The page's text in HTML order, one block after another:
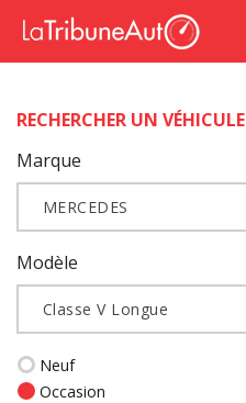
RECHERCHER UN VÉHICULE
Marque
MERCEDES
Modèle
Classe V Longue
Neuf
Occasion